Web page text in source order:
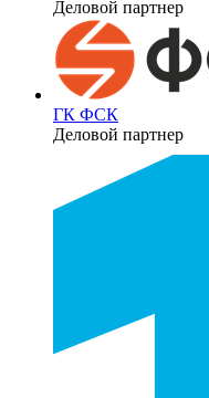
Деловой партнер
ГК ФСК
Деловой партнер